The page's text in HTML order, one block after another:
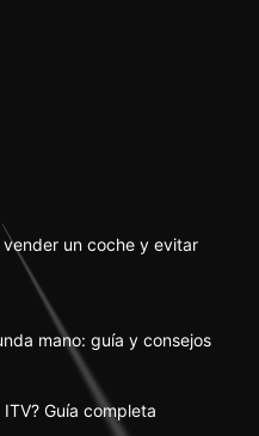
un coche y evitar
mano: guía y consejos
Guía completa